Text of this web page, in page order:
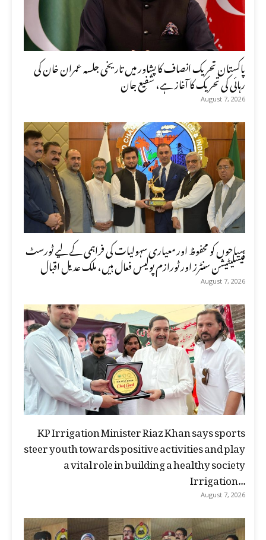
پاکستان تحریک انصاف کا پشاور میں تاریخی جلسہ عمران خان کی
رہائی کی تحریک کا آغاز ہے، شفیع جان
August 7, 2026
سیاحوں کو محفوظ اور معیاری سہولیات کی فراہمی کے لیے ٹورسٹ
فیسلیٹیشن سنٹرز اور ٹورازم پولیس فعال ہیں، ملک عدیل اقبال
August 7, 2026
KP Irrigation Minister Riaz Khan says sports
steer youth towards positive activities and play
a vital role in building a healthy society
Irrigation...
August 7, 2026